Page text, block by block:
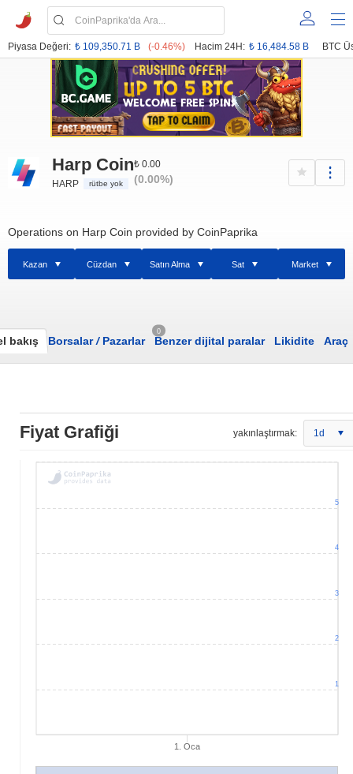
Piyasa Değeri: ₺ 109,350.71 B (-0.46%) Hacim 24H: ₺ 16,484.58 B BTC
Harp Coin
HARP rütbe yok
₺ 0.00
(0.00%)
Operations on Harp Coin provided by CoinPaprika
Kazan Cüzdan Satın Alma Sat Market
bakış Borsalar/Pazarlar
0
Benzer dijital paralar Likidite Araç
Fiyat Grafiği yakınlaştırmak: 1d
1. Oca
1
2
3
4
5